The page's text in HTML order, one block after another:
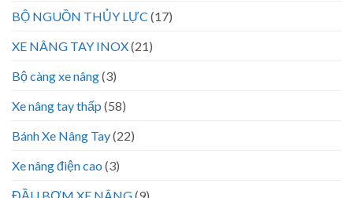
BỘ NGUỒN THỦY LỰC (17)
XE NÂNG TAY INOX(21)
Bộ càng xe nâng(3)
Xe nâng tay thấp (58)
Bánh Xe Nâng Tay(22)
Xe nâng điện cao (3)